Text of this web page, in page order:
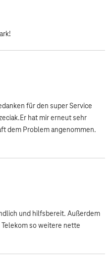
für den super Service
hat mir erneut sehr
dem Problem angenommen.
und hilfsbereit. Außerdem
so weitere nette